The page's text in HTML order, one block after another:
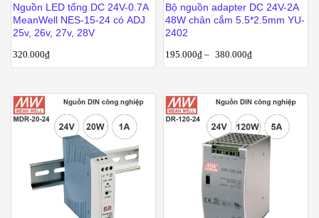
Nguồn LED tổng DC 24V-0.7A
MeanWell NES-15-24 có ADJ
25v, 26v, 27v, 28V
320.000₫
Bộ nguồn adapter DC 24V-2A
48W chân cắm 5.5*2.5mm YU-
2402
195.000₫ – 380.000₫